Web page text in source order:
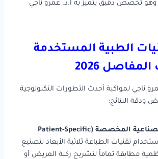
وهو تخصص دقيق يتميز به أ.د. عمرو ناجي
الطبية المستخدمة
2026
ناجي لمواكبة أحدث التطورات التكنولوجية
ودقة النتائج:
المفاصل الصناعية المخصصة (Patient-Specific
تقنيات الطباعة ثلاثية الأبعاد لتصنيع
مطابقة تماماً لتشريح ركبة المريض أو